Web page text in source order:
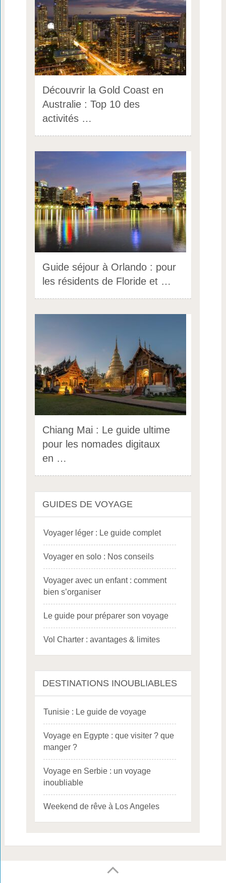
Découvrir la Gold Coast en
Australie : Top 10 des
activités …
Guide séjour à Orlando : pour
les résidents de Floride et …
Chiang Mai : Le guide ultime
pour les nomades digitaux
en …
GUIDES DE VOYAGE
Voyager léger : Le guide complet
Voyager en solo : Nos conseils
Voyager avec un enfant : comment
bien s’organiser
Le guide pour préparer son voyage
Vol Charter : avantages & limites
DESTINATIONS INOUBLIABLES
Tunisie : Le guide de voyage
Voyage en Egypte : que visiter ? que
manger ?
Voyage en Serbie : un voyage
inoubliable
Weekend de rêve à Los Angeles